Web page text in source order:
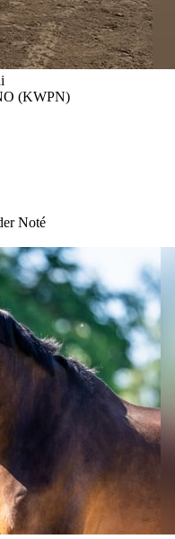
(KWPN)
Noté